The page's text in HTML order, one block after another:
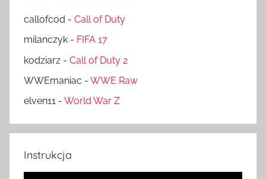
callofcod - Call of Duty
milanczyk - FIFA 17
kodziarz - Call of Duty 2
WWEmaniac - WWE Raw
elven11 - World War Z
Instrukcja